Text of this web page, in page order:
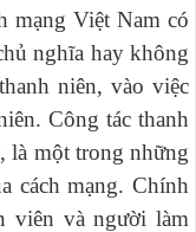
mạng Việt Nam có
nghĩa hay không
niên, vào việc
Công tác thanh
là một trong những
cách mạng. Chính
viên và người làm